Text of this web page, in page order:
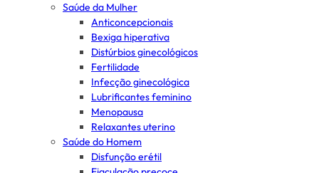
Saúde da Mulher
Anticoncepcionais
Bexiga hiperativa
Distúrbios ginecológicos
Fertilidade
Infecção ginecológica
Lubrificantes feminino
Menopausa
Relaxantes uterino
Saúde do Homem
Disfunção erétil